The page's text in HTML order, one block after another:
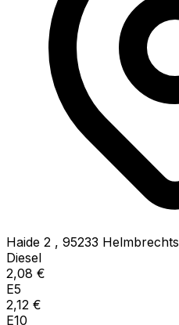
Haide 2 , 95233 Helmbrechts
Diesel
2,08 €
E5
2,12 €
E10